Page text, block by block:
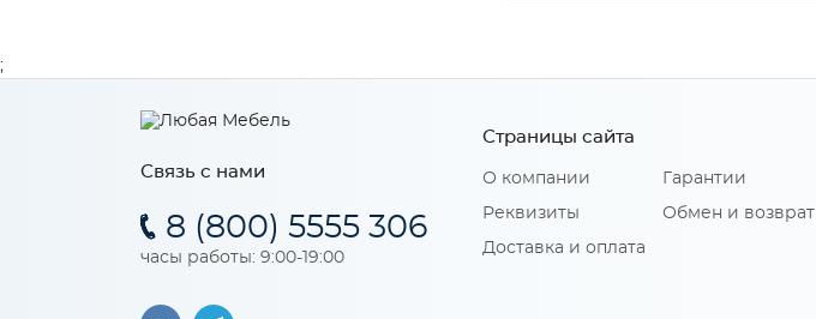
Связь с нами
8 (800) 5555 306
часы работы: 9:00-19:00
Страницы сайта
О компании
Реквизиты
Доставка и оплата
Гарантии
Обмен и возврат
;